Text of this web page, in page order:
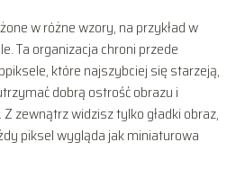
w różne wzory, na przykład w
Ta organizacja chroni przede
które najszybciej się starzeją,
dobrą ostrość obrazu i
zewnątrz widzisz tylko gładki obraz,
piksel wygląda jak miniaturowa